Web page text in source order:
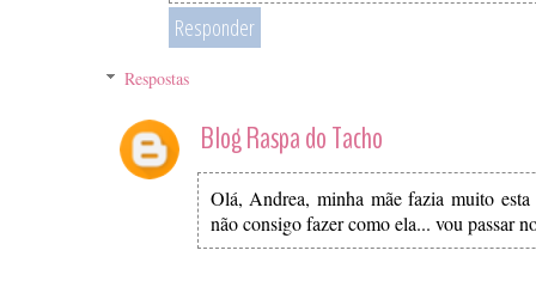
Responder
Respostas
Blog Raspa do Tacho
Olá, Andrea, minha mãe fazia muito
não consigo fazer como ela... vou passar